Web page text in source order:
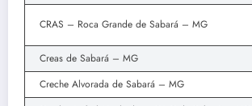
CRAS – Roca Grande de Sabará – MG
Creas de Sabará – MG
Creche Alvorada de Sabará – MG